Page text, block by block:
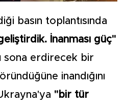
basın toplantısında
İnanması güç"
sona erdirecek bir
inandığını
"bir tür